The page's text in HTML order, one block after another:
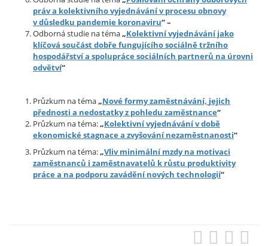
práv a kolektivníhovyjednávání v procesu obnovy
v důsledku pandemie koronaviru“ –
Odborná studie na téma„Kolektivní vyjednávání jako
klíčová součást dobře fungujícího sociálně tržního
hospodářství a spolupráce sociálních partnerů na úrovni
odvětví“
Průzkum na téma„Nové formy zaměstnávání, jejich
přednosti a nedostatky z pohledu zaměstnance“
Průzkum na téma:„Kolektivní vyjednávání v době
ekonomické stagnace a zvyšování nezaměstnanosti“
Průzkum na téma:„Vliv minimální mzdy na motivaci
zaměstnanců i zaměstnavatelů k růstu produktivity
práce a na podporu zavádění nových technologií“